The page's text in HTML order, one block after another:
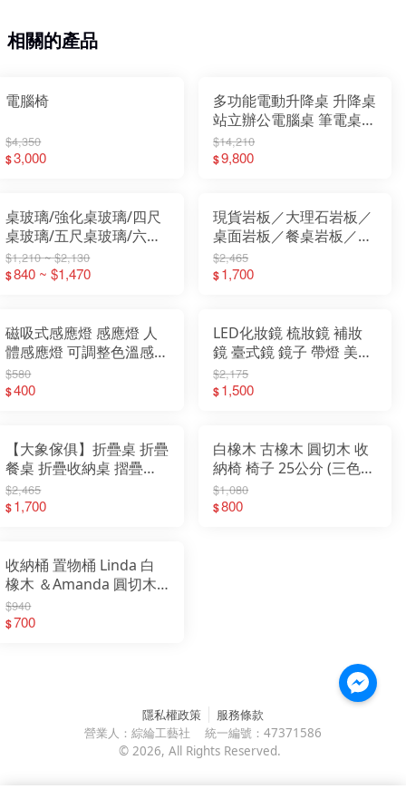
相關的產品
電腦椅
$4,350
$3,000
多功能電動升降桌 升降桌
站立辦公電腦桌 筆電桌
電腦桌辦公桌 站立桌工作
桌【大象傢俱】
$14,210
$9,800
桌玻璃/強化桌玻璃/四尺
桌玻璃/五尺桌玻璃/六尺
桌玻璃/七尺桌玻璃/茶几
桌玻璃/中島櫃桌玻璃/中
$1,210 ~ $2,130
$840 ~ $1,470
現貨岩板／大理石岩板／
桌面岩板／餐桌岩板／茶
几岩版／中島櫃岩板 【大
象傢俱】
$2,465
$1,700
磁吸式感應燈 感應燈 人
體感應燈 可調整色溫感應
燈 Type-c充電 【大象傢
俱】
$580
$400
LED化妝鏡 梳妝鏡 補妝
鏡 臺式鏡 鏡子 帶燈 美觀
送禮 情人節禮物
$2,175
$1,500
【大象傢俱】折疊桌 折疊
餐桌 折疊收納桌 摺疊麻
將桌 展示桌 折疊餐桌 移
動餐桌 移動式餐桌 多樣
$2,465
$1,700
白橡木 古橡木 圓切木 收
納椅 椅子 25公分 (三色可
選)
$1,080
$800
收納桶 置物桶 Linda 白
橡木 ＆Amanda 圓切木&
古橡木 25公分 (三色可選)
$940
$700
隱私權政策
服務條款
營業人： 綜綸工藝社 統一編號： 47371586
© 2026, All Rights Reserved.